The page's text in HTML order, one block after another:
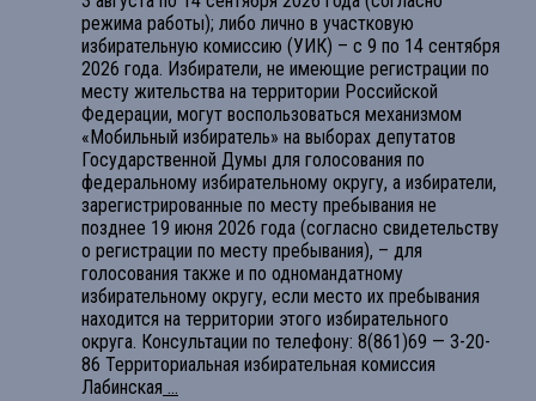
режима работы); либо лично в участковую
избирательную комиссию (УИК) – с 9 по 14 сентября
2026 года. Избиратели, не имеющие регистрации по
месту жительства на территории Российской
Федерации, могут воспользоваться механизмом
«Мобильный избиратель» на выборах депутатов
Государственной Думы для голосования по
федеральному избирательному округу, а избиратели,
зарегистрированные по месту пребывания не
позднее 19 июня 2026 года (согласно свидетельству
о регистрации по месту пребывания), – для
голосования также и по одномандатному
избирательному округу, если место их пребывания
находится на территории этого избирательного
округа. Консультации по телефону: 8(861)69 — 3-20-
86 Территориальная избирательная комиссия
Лабинская ...